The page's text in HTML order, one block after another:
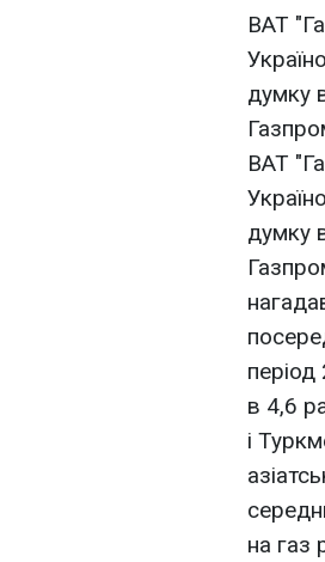
ВАТ
думку
ВАТ
думку
період
в 4,6
і
на газ